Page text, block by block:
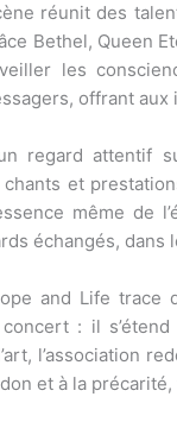
réunit des
Bethel, Queen
les
offrant
regard attentif
et
même de
échangés, dans
and Life trace
: il
l’association
et à la